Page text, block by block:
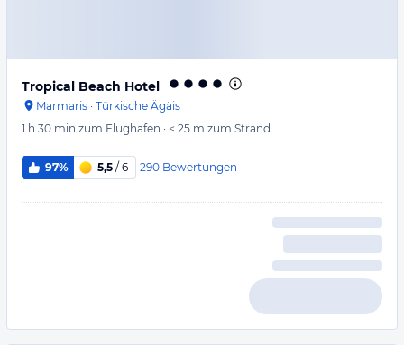
Tropical Beach Hotel
Marmaris · Türkische Ägäis
1 h 30 min zum Flughafen · < 25 m zum Strand
97% 5,5 / 6 290 Bewertungen